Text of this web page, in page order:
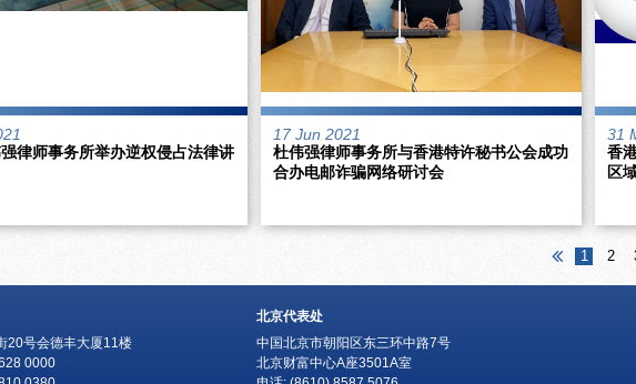
律师事务所举办逆权侵占法律讲
17 Jun 2021
杜伟强律师事务所与香港特许秘书公会成功
合办电邮诈骗网络研讨会
31
香
区
1 2
20号会德丰大厦11楼
0000
北京代表处
中国北京市朝阳区东三环中路7号
北京财富中心A座3501A室